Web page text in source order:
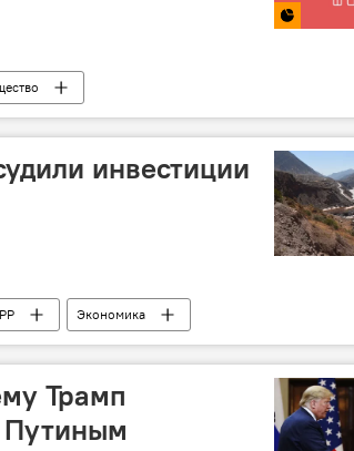
инвестиции
Экономика
Трамп
Путиным